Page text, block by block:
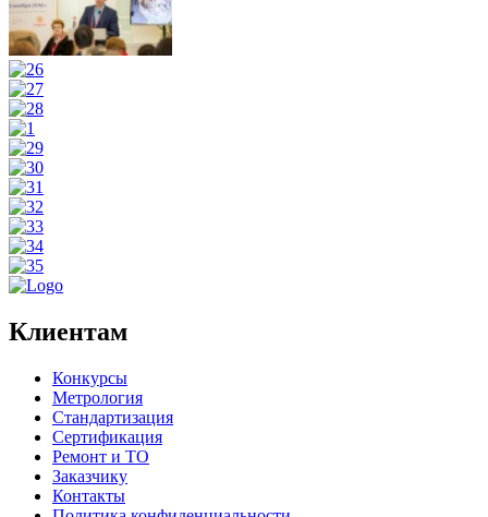
Клиентам
Конкурсы
Метрология
Стандартизация
Сертификация
Ремонт и ТО
Заказчику
Контакты